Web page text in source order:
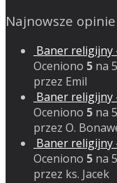
Najnowsze opinie
Baner religijny
Oceniono 5 na 5
przez Emil
Baner religijny
Oceniono 5 na 5
przez O.
Baner religijny
Oceniono 5 na 5
przez ks. Jacek